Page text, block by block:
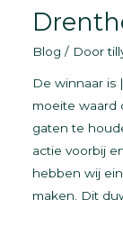
Blog / Door
De winnaar is
moeite waard
gaten te
actie voorbij
hebben wij
maken. Dit